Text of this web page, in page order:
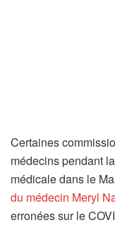
Certaines
médecins pendant
médicale dans le
du médecin Meryl
erronées sur le